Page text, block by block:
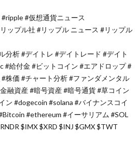
#仮想通貨ニュース
ップル社 #リップル ニュース #リップル
分析 #デイトレ #デイトレード #デイト
#給付金 #ビットコイン #エアドロップ #
株価 #チャート分析 #ファンダメンタル
融資産 #暗号資産 #暗号通貨 #草コイン
ン #dogecoin #solana #バイナンスコイ
#ethereum #イーサリアム #SOL
$IMX $XRD $INJ $GMX $TWT